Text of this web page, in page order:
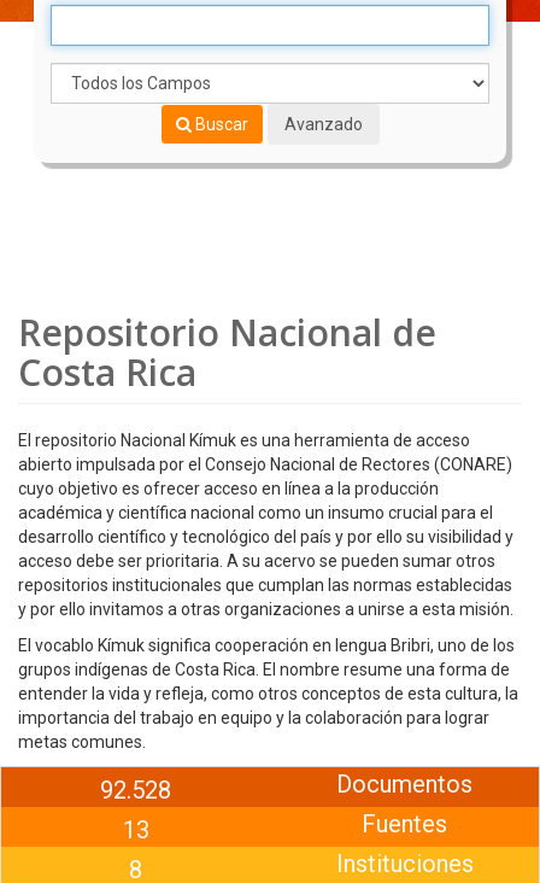
Buscar Avanzado
Repositorio Nacional de
Costa Rica
El repositorio Nacional Kímuk es una herramienta de acceso
abierto impulsada por el Consejo Nacional de Rectores (CONARE)
cuyo objetivo es ofrecer acceso en línea a la producción
académica y científica nacional como un insumo crucial para el
desarrollo científico y tecnológico del país y por ello su visibilidad y
acceso debe ser prioritaria. A su acervo se pueden sumar otros
repositorios institucionales que cumplan las normas establecidas
y por ello invitamos a otras organizaciones a unirse a esta misión.
El vocablo Kímuk significa cooperación en lengua Bribri, uno de los
grupos indígenas de Costa Rica. El nombre resume una forma de
entender la vida y refleja, como otros conceptos de esta cultura, la
importancia del trabajo en equipo y la colaboración para lograr
metas comunes.
92.528
13
8
Documentos
Fuentes
Instituciones